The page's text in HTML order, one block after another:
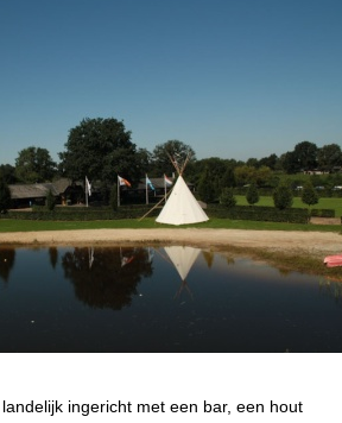
ingericht met een bar, een hout